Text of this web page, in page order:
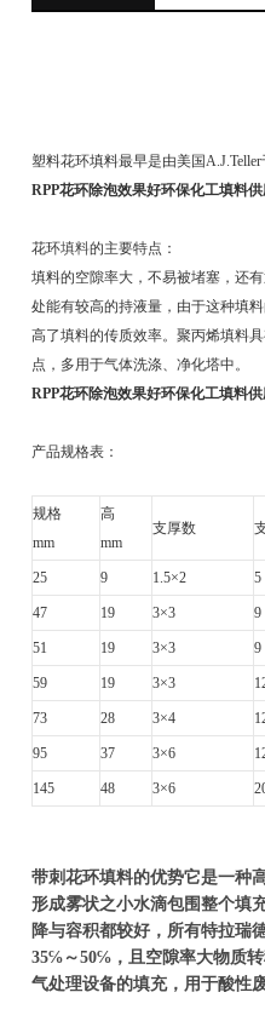
塑料花环填料最早是由美国
RPP花环除泡效果好环保化工填料
花环填料的主要特点：
填料的空隙率大，不易被堵塞，还
处能有较高的持液量，由于这种填
高了填料的传质效率。聚丙烯填料
点，多用于气体洗涤、净化塔中。
RPP花环除泡效果好环保化工填料
产品规格表：
规格
mm
高
mm
支厚数
25 9 1.5×2 5
47 19 3×3 9
51 19 3×3 9
59 19 3×3
73 28 3×4
95 37 3×6
145 48 3×6
带刺花环填料的优势它是一种
形成雾状之小水滴包围整个填
降与容积都较好，所有特拉瑞
35℅～50℅，且空隙率大物质
气处理设备的填充，用于酸性